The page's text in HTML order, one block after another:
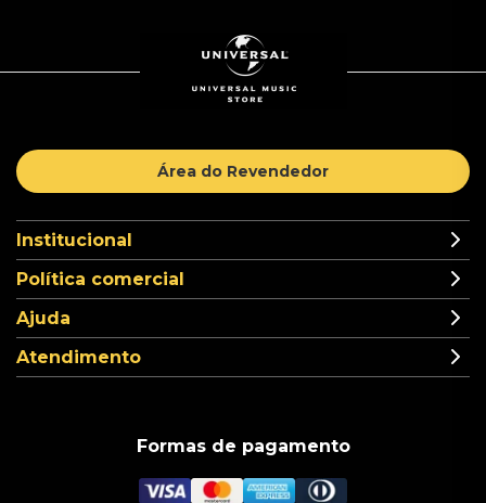
Área do Revendedor
Institucional
Política comercial
Ajuda
Atendimento
Formas de pagamento